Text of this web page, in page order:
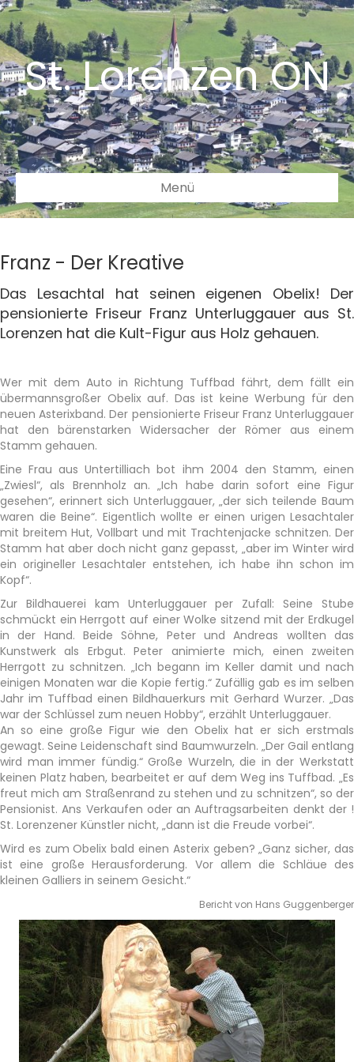
St. Lorenzen ON
Menü
Franz - Der Kreative
Das Lesachtal hat seinen eigenen Obelix! Der
pensionierte Friseur Franz Unterluggauer aus St.
Lorenzen hat die Kult-Figur aus Holz gehauen.
Wer mit dem Auto in Richtung Tuffbad fährt, dem fällt ein
übermannsgroßer Obelix auf. Das ist keine Werbung für den
neuen Asterixband. Der pensionierte Friseur Franz Unterluggauer
hat den bärenstarken Widersacher der Römer aus einem
Stamm gehauen.
Eine Frau aus Untertilliach bot ihm 2004 den Stamm, einen
„Zwiesl“, als Brennholz an. „Ich habe darin sofort eine Figur
gesehen“, erinnert sich Unterluggauer, „der sich teilende Baum
waren die Beine“. Eigentlich wollte er einen urigen Lesachtaler
mit breitem Hut, Vollbart und mit Trachtenjacke schnitzen. Der
Stamm hat aber doch nicht ganz gepasst, „aber im Winter wird
ein origineller Lesachtaler entstehen, ich habe ihn schon im
Kopf“.
Zur Bildhauerei kam Unterluggauer per Zufall: Seine Stube
schmückt ein Herrgott auf einer Wolke sitzend mit der Erdkugel
in der Hand. Beide Söhne, Peter und Andreas wollten das
Kunstwerk als Erbgut. Peter animierte mich, einen zweiten
Herrgott zu schnitzen. „Ich begann im Keller damit und nach
einigen Monaten war die Kopie fertig.“ Zufällig gab es im selben
Jahr im Tuffbad einen Bildhauerkurs mit Gerhard Wurzer. „Das
war der Schlüssel zum neuen Hobby“, erzählt Unterluggauer.
An so eine große Figur wie den Obelix hat er sich erstmals
gewagt. Seine Leidenschaft sind Baumwurzeln. „Der Gail entlang
wird man immer fündig.“ Große Wurzeln, die in der Werkstatt
keinen Platz haben, bearbeitet er auf dem Weg ins Tuffbad. „Es
freut mich am Straßenrand zu stehen und zu schnitzen“, so der
Pensionist. Ans Verkaufen oder an Auftragsarbeiten denkt der !
St. Lorenzener Künstler nicht, „dann ist die Freude vorbei“.
Wird es zum Obelix bald einen Asterix geben? „Ganz sicher, das
ist eine große Herausforderung. Vor allem die Schläue des
kleinen Galliers in seinem Gesicht.“
Bericht von Hans Guggenberger